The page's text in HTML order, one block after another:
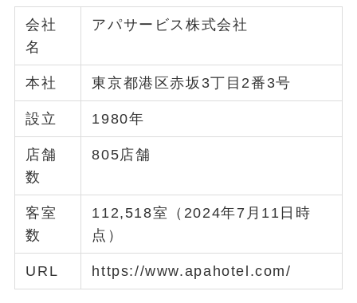
会社
名
アパサービス株式会社
本社 東京都港区赤坂3丁目2番3号
設立 1980年
店舗
数
805店舗
客室
数
112,518室（2024年7月11日時
点）
URL https://www.apahotel.com/